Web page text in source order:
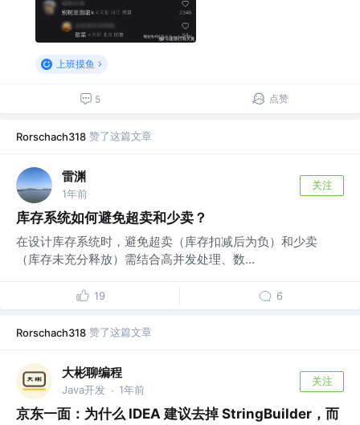
上班摸鱼
5 点赞
Rorschach318 赞了这篇文章
雷渊
1年前
关注
库存系统如何避免超卖和少卖？
在设计库存系统时，避免超卖（库存扣减后为负）和少卖
（库存未充分释放）需结合高并发处理、数...
19 6
Rorschach318 赞了这篇文章
大彬聊编程
Java开发 · 1年前
关注
京东一面：为什么 IDEA 建议去掉 StringBuilder，而